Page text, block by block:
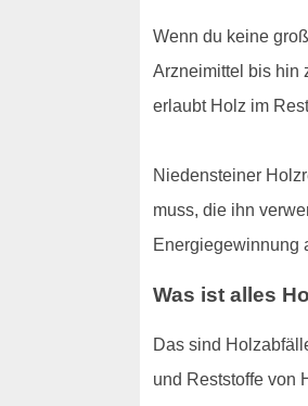
Wenn du keine
Arzneimittel bis hin
erlaubt Holz im
Niedensteiner
muss, die ihn
Energiegewinnung
Was ist alles
Das sind
und Reststoffe von